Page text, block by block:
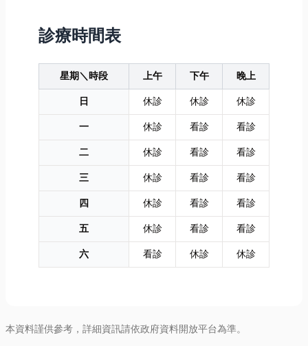
診療時間表
星期＼時段 上午 下午
晚上
日
休診 休診
休診
一
休診 看診
看診
二
休診 看診
看診
三
休診 看診
看診
四
休診 看診
看診
五
休診 看診
看診
六
看診 休診 休診
本資料謹供參考，詳細資訊請依政府資料開放平台為準。